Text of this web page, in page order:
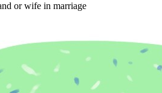
or wife in marriage